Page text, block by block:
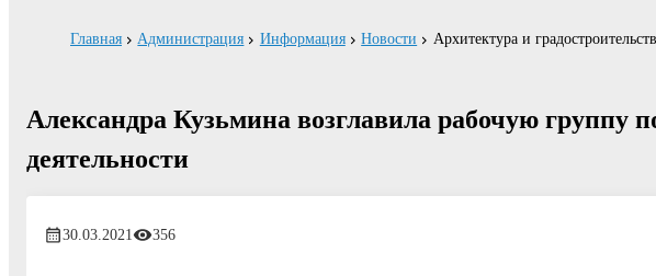
Главная Администрация Информация Новости Архитектура и
Александра Кузьмина возглавила рабочую группу
деятельности
30.03.2021 356